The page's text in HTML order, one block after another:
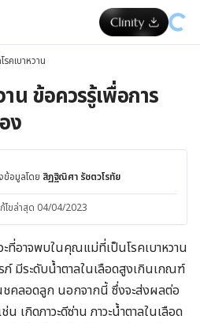
คเบาหวาน
น ข้อควรรู้เพื่อการ
ง
อมูลโดย สิฏฐิณิศา รัชตวโรทัย
ไขล่าสุด 04/04/2023
ะที่อาจพบในคุณแม่ที่เป็นโรคเบาหวาน
ภ์ มีระดับน้ำตาลในเลือดสูงเกินเกณฑ์
คลอดลูก นอกจากนี้ ซึ่งจะส่งผลต่อ
เกิดภาวะดีซ่าน ภาวะน้ำตาลในเลือด